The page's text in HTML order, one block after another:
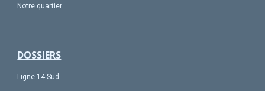
Notre quartier
DOSSIERS
Ligne 14 Sud